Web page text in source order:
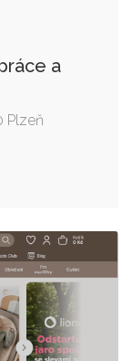
a
Plzeň